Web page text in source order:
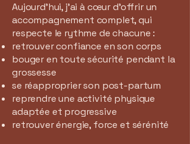
Aujourd’hui, j’ai à cœur d’offrir un
accompagnement complet, qui
respecte le rythme de chacune :
retrouver confiance en son corps
bouger en toute sécurité pendant la
grossesse
se réapproprier son post-partum
reprendre une activité physique
adaptée et progressive
retrouver énergie, force et sérénité